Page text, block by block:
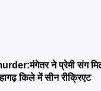
ने प्रेमी संग
किले में सीन रीक्रिएट